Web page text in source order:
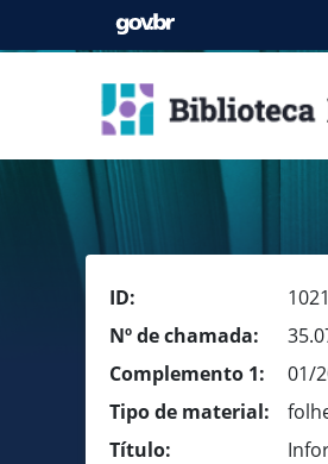
ID:
Nº de chamada:
Complemento 1:
01/
Tipo de material:
Título: